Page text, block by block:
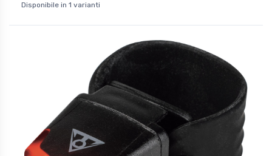
Disponibile in 1 varianti